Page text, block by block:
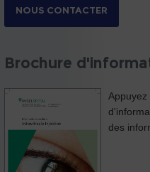
NOUS CONTACTER
Brochure
des